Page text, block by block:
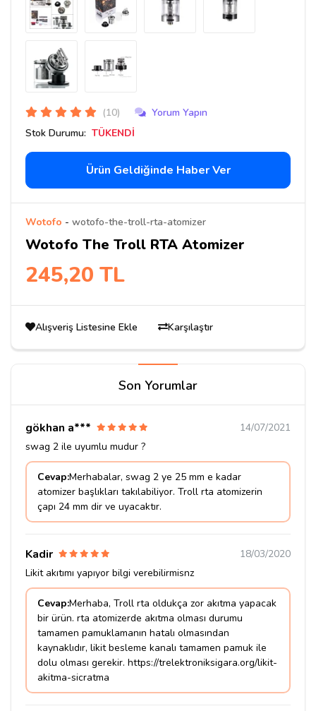
(10)
Yorum Yapın
Stok Durumu: TÜKENDİ
Ürün Geldiğinde Haber Ver
Wotofo - wotofo-the-troll-rta-atomizer
Wotofo The Troll RTA Atomizer
245,20 TL
Alışveriş Listesine Ekle Karşılaştır
Son Yorumlar
gökhan a***
14/07/2021
swag 2 ile uyumlu mudur ?
Cevap:Merhabalar, swag 2 ye 25 mm e kadar
atomizer başlıkları takılabiliyor. Troll rta atomizerin
çapı 24 mm dir ve uyacaktır.
Kadir
18/03/2020
Likit akıtımı yapıyor bilgi verebilirmisnz
Cevap:Merhaba, Troll rta oldukça zor akıtma yapacak
bir ürün. rta atomizerde akıtma olması durumu
tamamen pamuklamanın hatalı olmasından
kaynaklıdır, likit besleme kanalı tamamen pamuk ile
dolu olması gerekir. https://trelektroniksigara.org/likit-
akitma-sicratma